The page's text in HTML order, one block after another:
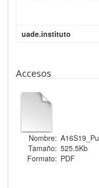
uade.instituto
Accesos
Nombre:
Tamaño: 525.5Kb
Formato: PDF